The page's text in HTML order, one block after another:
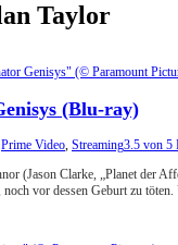
Taylor
(Blu-ray)
Prime Video, Streaming3.5 von 5
(Jason Clarke, „Planet der
vor dessen Geburt zu